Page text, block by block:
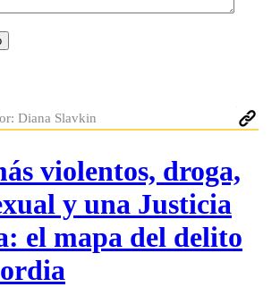
Diana Slavkin
violentos, droga,
y una Justicia
el mapa del delito